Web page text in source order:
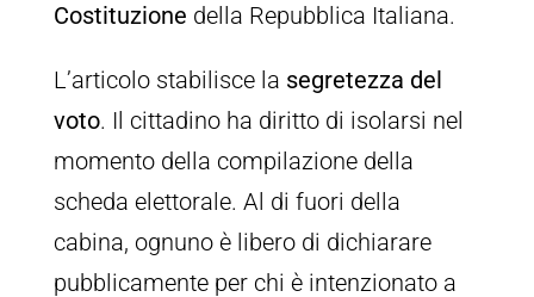
Costituzione della Repubblica Italiana.
L’articolo stabilisce la segretezza del
voto. Il cittadino ha diritto di isolarsi nel
momento della compilazione della
scheda elettorale. Al di fuori della
cabina, ognuno è libero di dichiarare
pubblicamente per chi è intenzionato a